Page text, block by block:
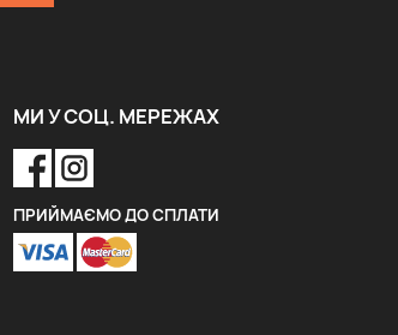
МИ У СОЦ. МЕРЕЖАХ
ПРИЙМАЄМО ДО СПЛАТИ